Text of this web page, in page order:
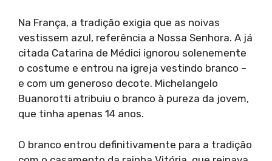
Na França, a tradição exigia que as noivas
vestissem azul, referência a Nossa Senhora. A já
citada Catarina de Médici ignorou solenemente
o costume e entrou na igreja vestindo branco –
e com um generoso decote. Michelangelo
Buanorotti atribuiu o branco à pureza da jovem,
que tinha apenas 14 anos.
O branco entrou definitivamente para a tradição